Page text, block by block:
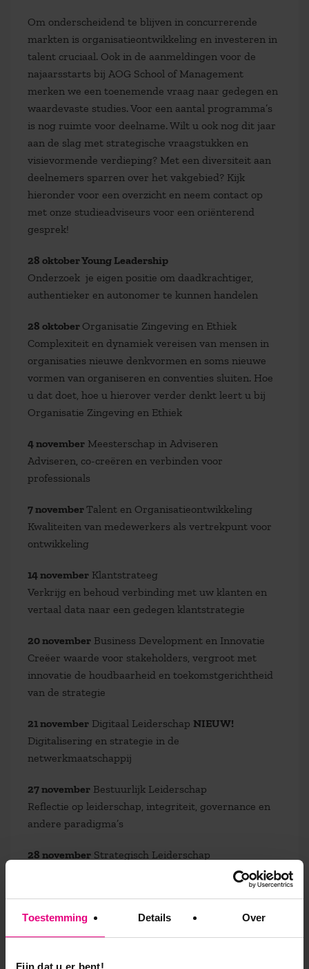
Toestemming Details Over
Fijn dat u er bent!
Om onderscheidend te blijven in concurrerende
markten is organisatieontwikkeling en investeren in
talent cruciaal. Ook in de aanmeldingen voor de
najaarsstarts bij AOG School of Management
merken we een toenemende vraag naar gedegen en
waardevaste studies. Voor een aantal programma’s
is nog ruimte voor deelname. Wilt u ook nog dit jaar
aan de slag met strategische vraagstukken en
visievormende verdieping? Met een diversiteit aan
deelnemers sparren over het vakgebied? Kijk
hieronder voor een overzicht en neem contact op
met onze studieadviseurs voor een oriënterend
gesprek!
28 oktober Young Leadership
Onderzoek je eigen positie om daadkrachtiger,
authentieker en autonomer te kunnen handelen
28 oktober Organisatie Zingeving en Ethiek
Complexiteit en dynamiek vereisen van mensen in
organisaties nieuwe denkvormen en soms nieuwe
vormen van organiseren en conventies sluiten. Hoe
u dat doet, hoe u hierover verder denkt leert u bij
Organisatie Zingeving en Ethiek
4 november Meesterschap in Adviseren
Adviseren, co-creëren en verbinden voor
professionals
7 novemberTalent en Organisatieontwikkeling
Kwaliteiten van medewerkers als vertrekpunt voor
ontwikkeling
14 november Klantstrateeg
Verkrijg en behoud verbinding met uw klanten en
vertaal data naar een gedegen klantstrategie
20 november Business Development en Innovatie
Creëer waarde voor stakeholders, vergroot met
innovatie de houdbaarheid en toekomstgerichtheid
van de strategie
21 november Digitaal Leiderschap NIEUW!
Digitalisering en strategie in de
netwerkmaatschappij
27 november Bestuurlijk Leiderschap
Reflectie op leiderschap, integriteit, governance en
andere paradigma’s
28 november Strategisch Leiderschap
Conceptueel verder denken over strategievorming
9,0 op klantenvertellen.nl